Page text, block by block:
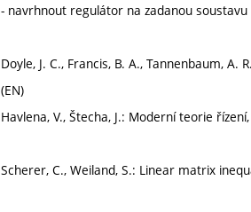
- navrhnout regulátor na zadanou
Doyle, J. C., Francis, B. A., Tannenbaum,
(EN)
Havlena, V., Štecha, J.: Moderní teorie
Scherer, C., Weiland, S.: Linear matrix